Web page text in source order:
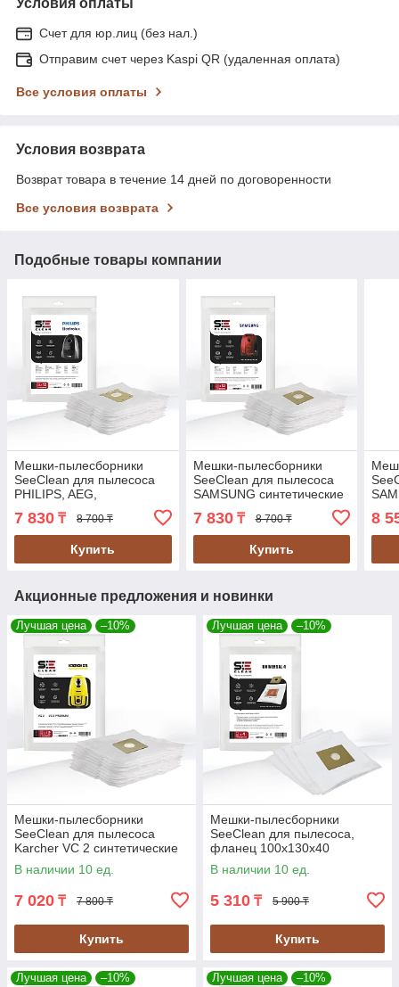
Счет для юр.лиц (без нал.)
Отправим счет через Kaspi QR (удаленная оплата)
Все условия оплаты
Условия возврата
Возврат товара в течение 14 дней по договоренности
Все условия возврата
Подобные товары компании
Мешки-пылесборники
SeeClean для пылесоса
PHILIPS, AEG,
ELECTROLUX, ZANUSSI
12шт, 2 фильтра (SBHO-
PHPS-11)
7 830 ₸ 8 700 ₸
Купить
Мешки-пылесборники
SeeClean для пылесоса
SAMSUNG синтетические
12шт., 2 фильтра (SBHO-
SAMS-11)
7 830₸ 8 700 ₸
Купить
8
Акционные предложения и новинки
Лучшая цена –10%
Мешки-пылесборники
SeeClean для пылесоса
Karcher VC 2 синтетические
12шт., 2 фильтра (SBHO-
KRCH-11)
В наличии 10 ед.
7 020 ₸ 7 800 ₸
Купить
Лучшая цена –10%
Мешки-пылесборники
SeeClean для пылесоса,
фланец 100x130x40
комплект 4шт., 1 фильтр
(SBHO-UNL2)
В наличии 10 ед.
5 310 ₸ 5 900 ₸
Купить
Лучшая цена –10% Лучшая цена –10%